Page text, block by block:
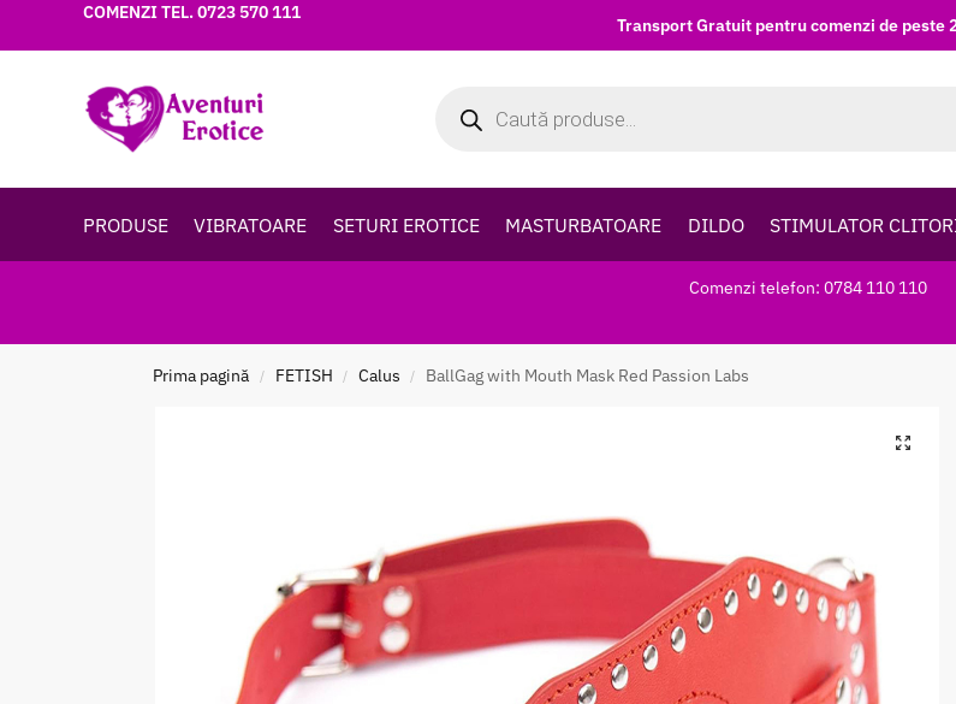
COMENZI TEL.0723 570 111
Transport Gratuit pentru comenzi de peste
PRODUSE VIBRATOARE SETURI EROTICE MASTURBATOARE DILDO STIMULATOR
Comenzi telefon: 0784 110 110
Prima pagină / FETISH / Calus / BallGag with Mouth Mask Red Passion Labs